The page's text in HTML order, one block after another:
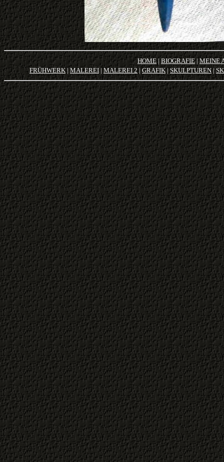
HOME|BIOGRAFIE|MEINE
FRÜHWERK| MALEREI | MALEREI 2 | GRAFIK|SKULPTUREN|